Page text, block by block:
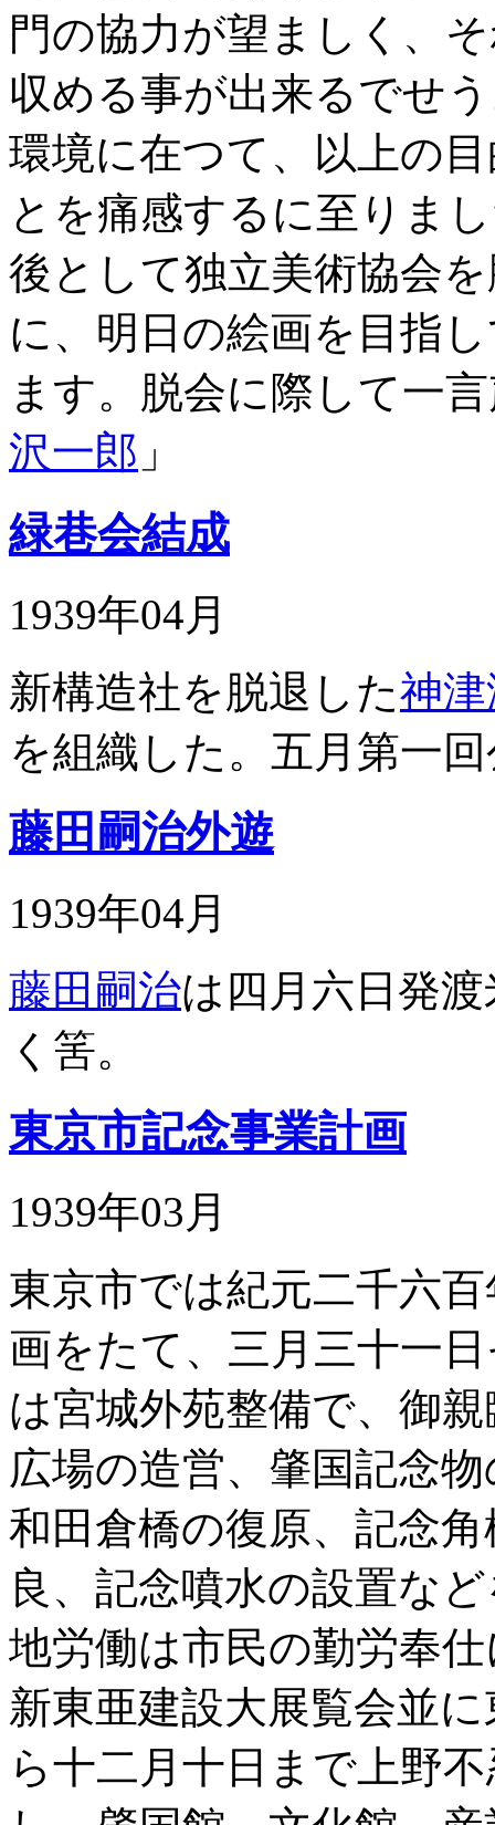
門の協力が望ましく、
収める事が出来るでせ
環境に在つて、以上の
とを痛感するに至りま
後として独立美術協会
に、明日の絵画を目指
ます。脱会に際して
沢一郎 」
緑巷会結成
1939年04月
新構造社を脱退した神
を組織した。五月第一
藤田嗣治外遊
1939年04月
藤田嗣治は四月六日発
く筈。
東京市記念事業計画
1939年03月
東京市では紀元二千六
画をたて、三月三十一
は宮城外苑整備で、御
広場の造営、肇国記念
和田倉橋の復原、記念
良、記念噴水の設置な
地労働は市民の勤労奉
新東亜建設大展覧会並
ら十二月十日まで上野